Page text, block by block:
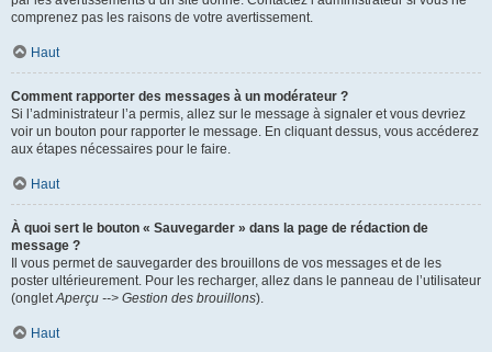
comprenez pas les raisons de votre avertissement.
Haut
Comment rapporter des messages à un modérateur ?
Si l’administrateur l’a permis, allez sur le message à signaler et vous devriez
voir un bouton pour rapporter le message. En cliquant dessus, vous accéderez
aux étapes nécessaires pour le faire.
Haut
À quoi sert le bouton « Sauvegarder » dans la page de rédaction de
message ?
Il vous permet de sauvegarder des brouillons de vos messages et de les
poster ultérieurement. Pour les recharger, allez dans le panneau de l’utilisateur
(ongletAperçu --> Gestion des brouillons).
Haut